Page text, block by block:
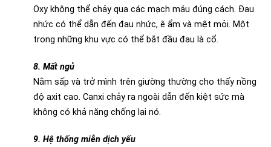
Oxy không thể chảy qua các mạch máu đúng cách. Đau
nhức có thể dẫn đến đau nhức, ê ẩm và mệt mỏi. Một
trong những khu vực có thể bắt đầu đau là cổ.
8. Mất ngủ
Nằm sấp và trở mình trên giường thường cho thấy nồng
độ axit cao. Canxi chảy ra ngoài dẫn đến kiệt sức mà
không có khả năng chống lại nó.
9. Hệ thống miễn dịch yếu